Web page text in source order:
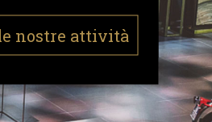
nostre attività